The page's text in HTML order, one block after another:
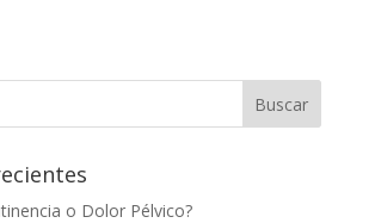
o Dolor Pélvico?